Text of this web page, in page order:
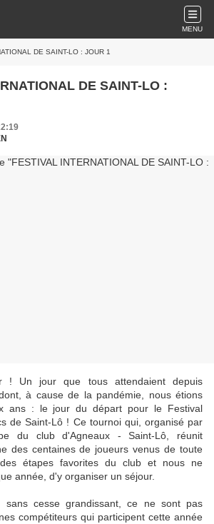
MENU
DE SAINT-LO : JOUR 1
DE SAINT-LO :
! Un jour que tous attendaient depuis
à cause de la pandémie, nous étions
ans : le jour du départ pour le Festival
de Saint-Lô ! Ce tournoi qui, organisé par
du club d'Agneaux - Saint-Lô, réunit
des centaines de joueurs venus de toute
étapes favorites du club et nous ne
année, d'y organiser un séjour.
sans cesse grandissant, ce ne sont pas
compétiteurs qui participent cette année